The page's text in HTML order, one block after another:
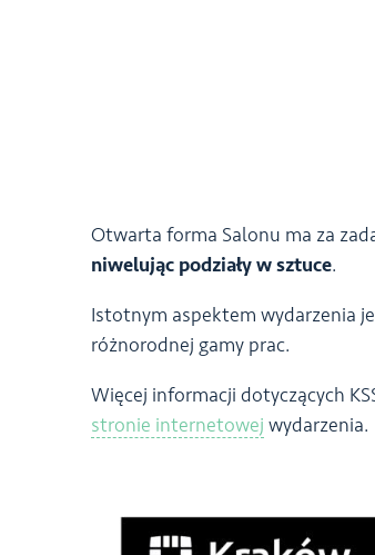
Otwarta forma Salonu ma za
niwelując podziały w sztuce.
Istotnym aspektem wydarzenia
różnorodnej gamy prac.
Więcej informacji dotyczących
stronie internetowej wydarzenia.